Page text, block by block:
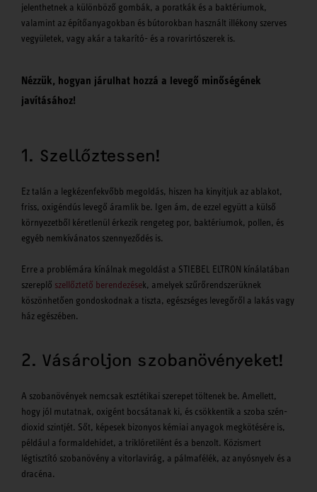
jelenthetnek a különböző gombák, a poratkák és a baktériumok,
valamint az építőanyagokban és bútorokban használt illékony szerves
vegyületek, vagy akár a takarító- és a rovarirtószerek is.
Nézzük, hogyan járulhat hozzá a levegő minőségének
javításához!
1. Szellőztessen!
Ez talán a legkézenfekvőbb megoldás, hiszen ha kinyitjuk az ablakot,
friss, oxigéndús levegő áramlik be. Igen ám, de ezzel együtt a külső
környezetből kéretlenül érkezik rengeteg por, baktériumok, pollen, és
egyéb nemkívánatos szennyeződés is.
Erre a problémára kínálnak megoldást a STIEBEL ELTRON kínálatában
szereplő szellőztető berendezések, amelyek szűrőrendszerüknek
köszönhetően gondoskodnak a tiszta, egészséges levegőről a lakás vagy
ház egészében.
2. Vásároljon szobanövényeket!
A szobanövények nemcsak esztétikai szerepet töltenek be. Amellett,
hogy jól mutatnak, oxigént bocsátanak ki, és csökkentik a szoba szén-
dioxid szintjét. Sőt, képesek bizonyos kémiai anyagok megkötésére is,
például a formaldehidet, a triklóretilént és a benzolt. Közismert
légtisztító szobanövény a vitorlavirág, a pálmafélék, az anyósnyelv és a
dracéna.